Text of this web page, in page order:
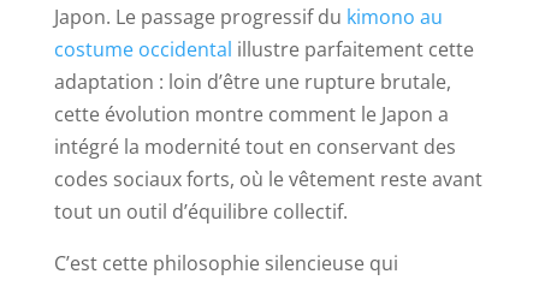
Japon. Le passage progressif du kimono au
costume occidental illustre parfaitement cette
adaptation : loin d’être une rupture brutale,
cette évolution montre comment le Japon a
intégré la modernité tout en conservant des
codes sociaux forts, où le vêtement reste avant
tout un outil d’équilibre collectif.
C’est cette philosophie silencieuse qui